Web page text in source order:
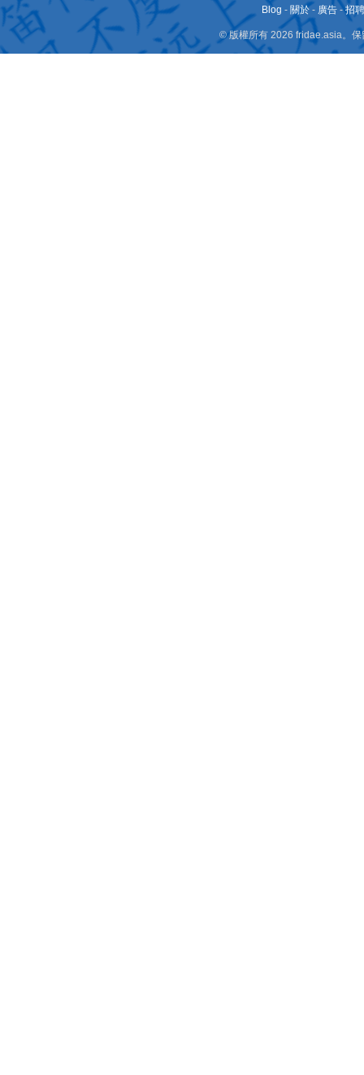
Blog - 關於 - 廣告 -招
© 版權所有 2026 fridae.asia。